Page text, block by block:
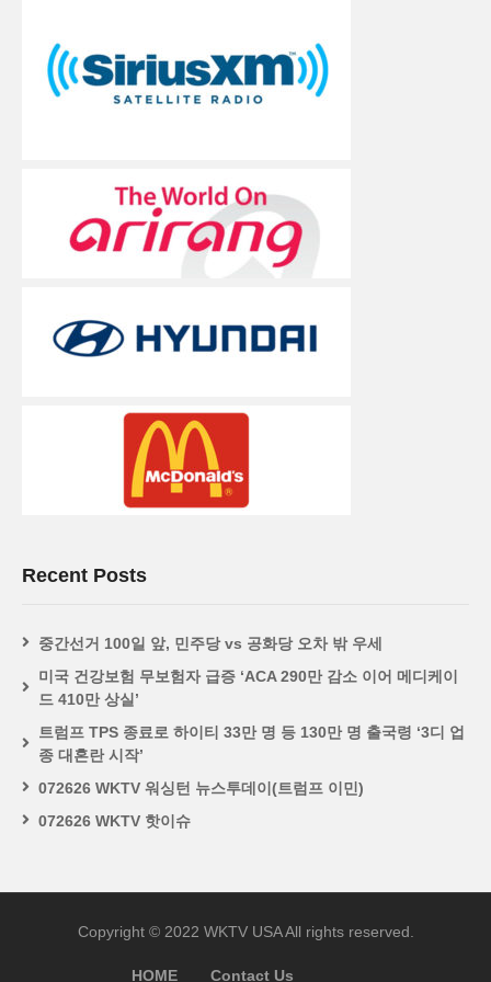
Recent Posts
중간선거 100일 앞, 민주당 vs 공화당 오차 밖 우세
미국 건강보험 무보험자 급증 ‘ACA 290만 감소 이어 메디케이
드 410만 상실’
트럼프 TPS 종료로 하이티 33만 명 등 130만 명 출국령 ‘3디 업
종 대혼란 시작’
072626 WKTV 워싱턴 뉴스투데이(트럼프 이민)
072626 WKTV 핫이슈
Copyright © 2022 WKTV USA All rights reserved.
HOME Contact Us